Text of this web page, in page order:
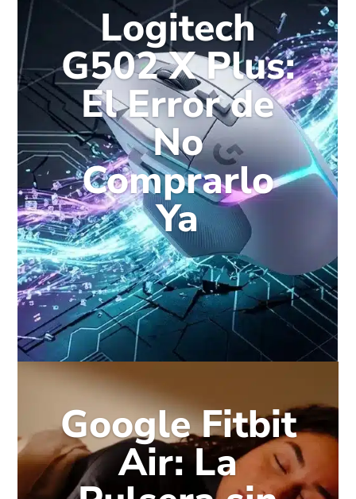
Logitech
G502 X Plus:
El Error de
No
Comprarlo
Ya
Google Fitbit
Air: La